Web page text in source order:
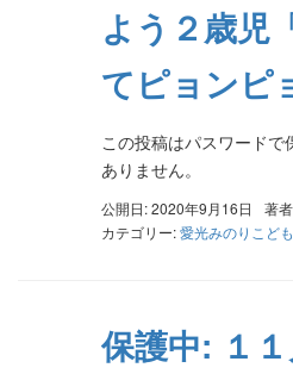
よう２歳児
てピョンピ
この投稿はパスワード
ありません。
公開日: 2020年9月16日 著
カテゴリー:愛光みのりこど
保護中: １